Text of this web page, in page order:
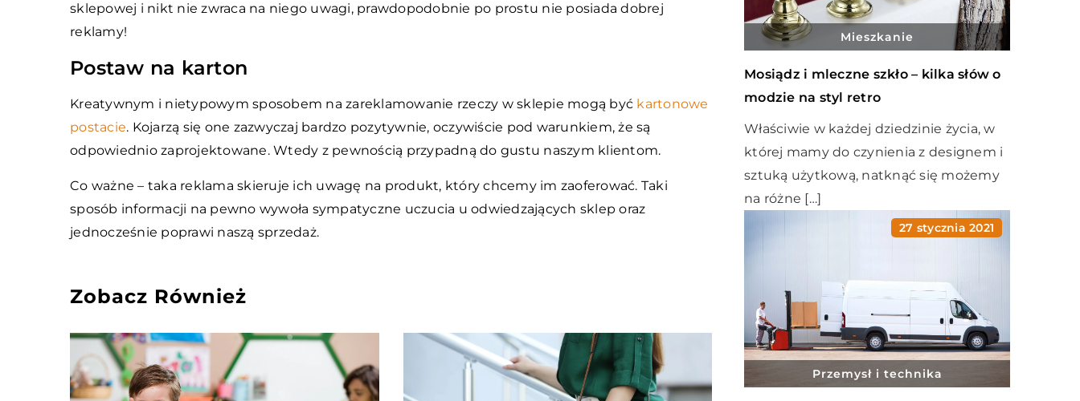
sklepowej i nikt nie zwraca na niego uwagi, prawdopodobnie po prostu nie posiada dobrej
reklamy!
Postaw na karton
Kreatywnym i nietypowym sposobem na zareklamowanie rzeczy w sklepie mogą być kartonowe
postacie. Kojarzą się one zazwyczaj bardzo pozytywnie, oczywiście pod warunkiem, że są
odpowiednio zaprojektowane. Wtedy z pewnością przypadną do gustu naszym klientom.
Co ważne – taka reklama skieruje ich uwagę na produkt, który chcemy im zaoferować. Taki
sposób informacji na pewno wywoła sympatyczne uczucia u odwiedzających sklep oraz
jednocześnie poprawi naszą sprzedaż.
Zobacz Również
Mieszkanie
Mosiądz i mleczne szkło – kilka słów o
modzie na styl retro
Właściwie w każdej dziedzinie życia, w
której mamy do czynienia z designem i
sztuką użytkową, natknąć się możemy
na różne […]
27 stycznia 2021
Przemysł i technika